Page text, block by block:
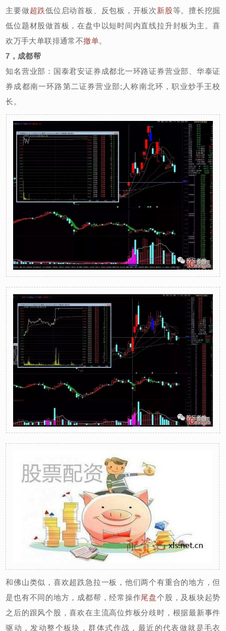
主要做超跌低位启动首板、反包板，开板次新股等。擅长挖掘
低位题材股做首板，在盘中以短时间内直线拉升封板为主。喜
欢万手大单联排通常不撤单。
7，成都帮
知名营业部：国泰君安证券成都北一环路证券营业部、华泰证
券成都南一环路第二证券营业部;人称南北环，职业炒手王校
长。
和佛山类似，喜欢超跌急拉一板，他们两个有重合的地方，但
是也有不同的地方，成都帮，经常操作尾盘个股，及板块起势
之后的跟风个股，喜欢在主流高位炸板分歧时，根据最新事件
驱动，发动整个板块，群体式作战，最近的代表做就是毛衣